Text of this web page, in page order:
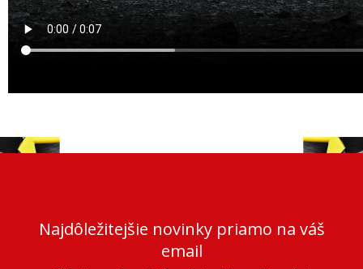
Najdôležitejšie novinky priamo na váš
email